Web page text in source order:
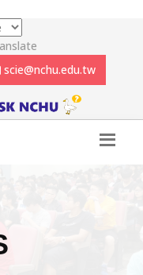
scie@nchu.edu.tw